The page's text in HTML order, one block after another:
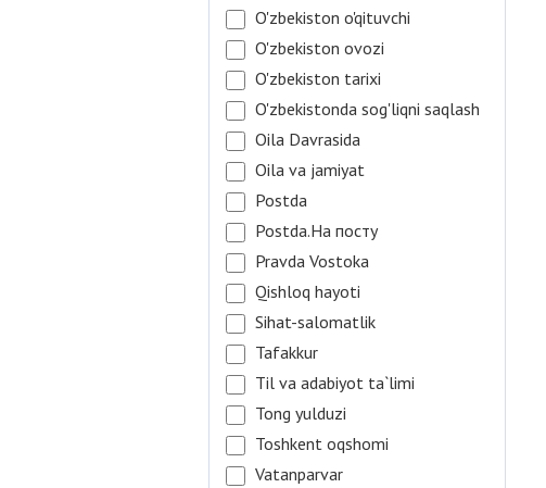
O'zbekiston o'qituvchi
O'zbekiston ovozi
O'zbekiston tarixi
O'zbekistonda sog'liqni saqlash
Oila Davrasida
Oila va jamiyat
Postda
Postda.На посту
Pravda Vostoka
Qishloq hayoti
Sihat-salomatlik
Tafakkur
Til va adabiyot ta`limi
Tong yulduzi
Toshkent oqshomi
Vatanparvar